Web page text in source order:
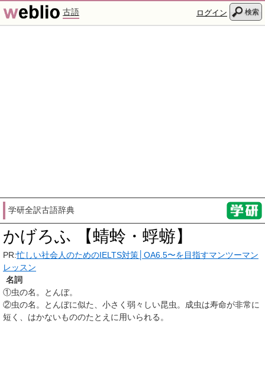
古語 ログイン 検索
学研全訳古語辞典
かげろふ 【蜻蛉・蜉蝣】
PR:忙しい社会人のためのIELTS対策│OA6.5〜を目指すマンツーマン
レッスン
名詞
①虫の名。とんぼ。
②虫の名。とんぼに似た、小さく弱々しい昆虫。成虫は寿命が非常に
短く、はかないもののたとえに用いられる。